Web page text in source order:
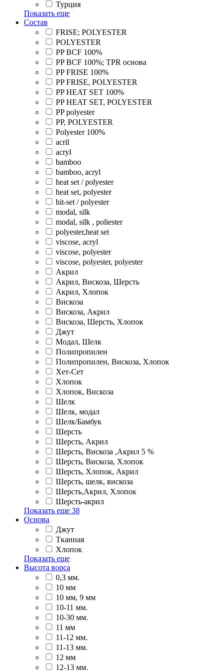
Турция
Показать еще
Состав
FRISE; POLYESTER
POLYESTER
PP BCF 100%
PP BCF 100%; TPR основа
PP FRISE 100%
PP FRISE, POLYESTER
PP HEAT SET 100%
PP HEAT SET, POLYESTER
PP polyester
PP, POLYESTER
Polyester 100%
acril
acryl
bamboo
bamboo, acryl
heat set / polyester
heat set, polyester
hit-set / polyester
modal, silk
modal, silk , poliester
polyester,heat set
viscose, acryl
viscose, polyester
viscose, polyester, polyester
Акрил
Акрил, Вискоза, Шерсть
Акрил, Хлопок
Вискоза
Вискоза, Акрил
Вискоза, Шерсть, Хлопок
Джут
Модал, Шелк
Полипропилен
Полипропилен, Вискоза, Хлопок
Хет-Сет
Хлопок
Хлопок, Вискоза
Шелк
Шелк, модал
Шелк/Бамбук
Шерсть
Шерсть, Акрил
Шерсть, Вискоза ,Акрил 5 %
Шерсть, Вискоза, Хлопок
Шерсть, Хлопок, Акрил
Шерсть, шелк, вискоза
Шерсть,Акрил, Хлопок
Шерсть-акрил
Показать еще 38
Основа
Джут
Тканная
Хлопок
Показать еще
Высота ворса
0,3 мм.
10 мм
10 мм, 9 мм
10-11 мм.
10-30 мм.
11 мм
11-12 мм.
11-13 мм.
12 мм
12-13 мм.